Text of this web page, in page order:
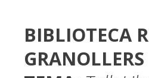
BIBLIOTECA
GRANOLLERS